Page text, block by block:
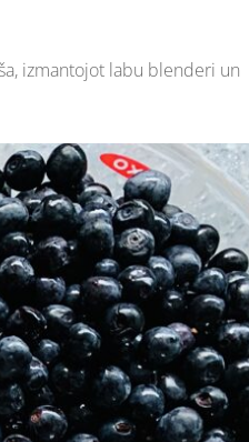
izmantojot labu blenderi un